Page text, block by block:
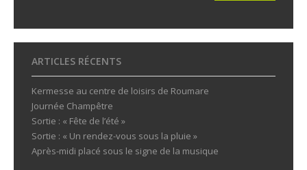
ARTICLES RÉCENTS
Kermesse au centre de loisirs de Roumare
Journée Champêtre
Sortie : « Fête de l’été »
Sortie : « Un rendez-vous sous la pluie »
Après-midi placé sous le signe de la musique